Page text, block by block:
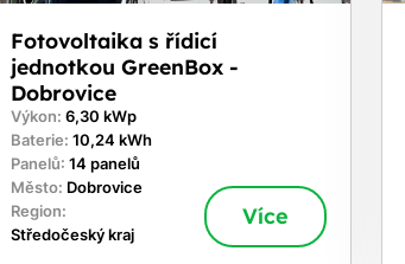
Fotovoltaika s řídicí
jednotkou GreenBox -
Dobrovice
Výkon:6,30 kWp
Baterie:10,24 kWh
Panelů:14 panelů
Město: Dobrovice
Region:
Středočeský kraj
Více